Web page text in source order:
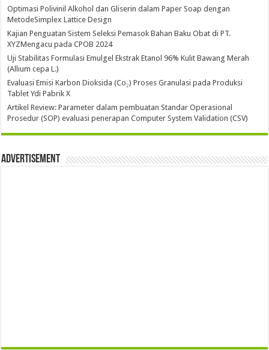
Optimasi Polivinil Alkohol dan Gliserin dalam Paper Soap dengan
MetodeSimplex Lattice Design
Kajian Penguatan Sistem Seleksi Pemasok Bahan Baku Obat di PT.
XYZMengacu pada CPOB 2024
Uji Stabilitas Formulasi Emulgel Ekstrak Etanol 96% Kulit Bawang Merah
(Allium cepa L.)
Evaluasi Emisi Karbon Dioksida (Co₂) Proses Granulasi pada Produksi
Tablet Ydi Pabrik X
Artikel Review: Parameter dalam pembuatan Standar Operasional
Prosedur (SOP) evaluasi penerapan Computer System Validation (CSV)
Advertisement